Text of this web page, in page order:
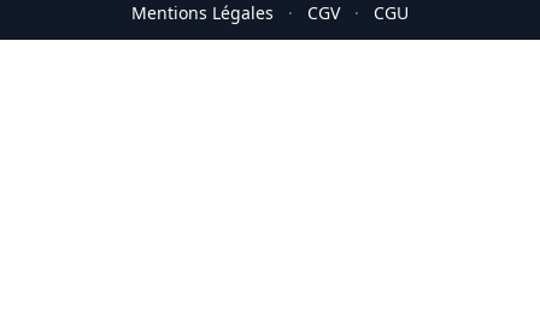
Mentions Légales · CGV · CGU